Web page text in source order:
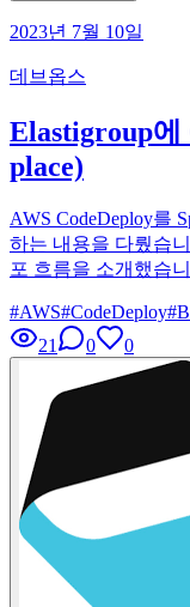
2023년 7월 10일
데브옵스
Elastigroup에
place)
AWS CodeDeploy를
하는 내용을 다뤘습
포 흐름을 소개했습
#AWS#CodeDeploy#
21
0 0